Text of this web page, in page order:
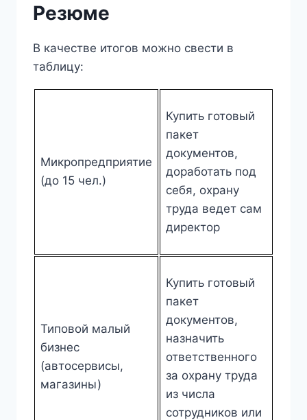
Резюме
В качестве итогов можно свести в
таблицу:
Микропредприятие
(до 15 чел.)
Купить готовый
пакет
документов,
доработать под
себя, охрану
труда ведет сам
директор
Типовой малый
бизнес
(автосервисы,
магазины)
Купить готовый
пакет
документов,
назначить
ответственного
за охрану труда
из числа
сотрудников или